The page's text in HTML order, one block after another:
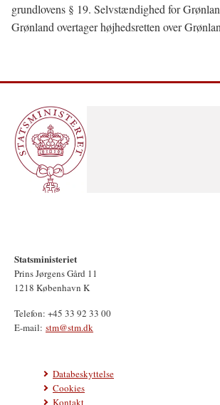
grundlovens § 19. Selvstændighed for
Grønland overtager højhedsretten over
Statsministeriet
Prins Jørgens Gård 11
1218 København K
Telefon: +45 33 92 33 00
E-mail: stm@stm.dk
Databeskyttelse
Cookies